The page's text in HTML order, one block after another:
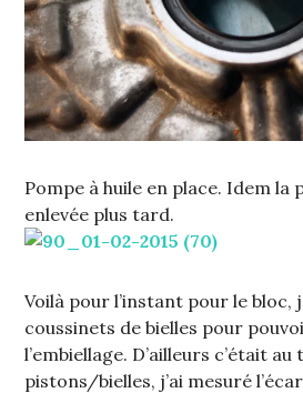
Pompe à huile en place. Idem la
enlevée plus tard.
Voilà pour l’instant pour le bloc,
coussinets de bielles pour
l’embiellage. D’ailleurs c’était au
pistons/bielles, j’ai mesuré